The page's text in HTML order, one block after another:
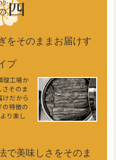
をそのままお届けす
プ
理工場か
さそのま
けだから
特徴の
り楽し
で美味しさをそのま